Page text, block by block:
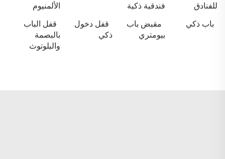
للفنادق
فندقية ذكية
الألمنيوم
باب ذكي
مقبض باب
بيومتري
قفل دخول
ذكي
قفل الباب
بالبصمة
والبلوتوث